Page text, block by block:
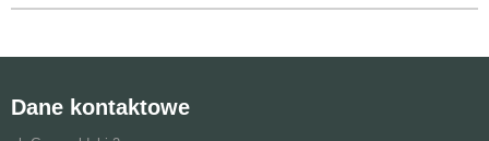
Dane kontaktowe